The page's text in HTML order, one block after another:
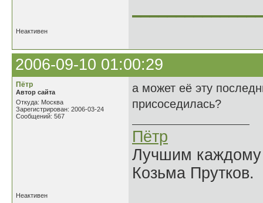
Неактивен
2006-09-10 01:00:29
Пётр
Автор сайта
Откуда: Москва
Зарегистрирован: 2006-03-24
Сообщений: 567
а может её эту
присоседилась?
Пётр
Лучшим каждому
Козьма Прутков.
Неактивен